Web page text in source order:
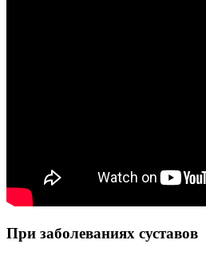
При заболеваниях суставов